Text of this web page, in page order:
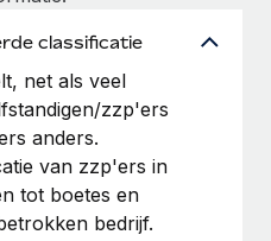
classificatie
net als veel
zzp'ers
anders.
van zzp'ers in
tot boetes en
bedrijf.